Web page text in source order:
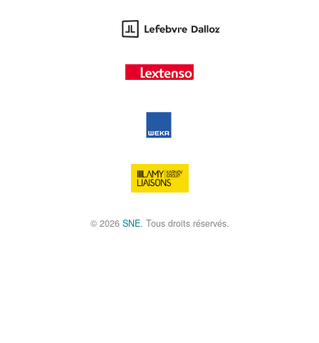
© 2026 SNE. Tous droits réservés.